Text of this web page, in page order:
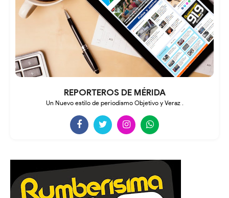
REPORTEROS DE MÉRIDA
Un Nuevo estilo de periodismo Objetivo y Veraz .